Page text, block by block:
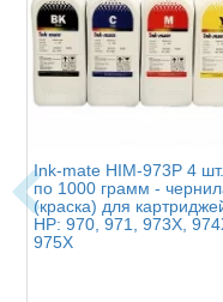
Ink-mate HIM-973P 4 шт.
по 1000 грамм -
(краска) для
HP: 970, 971, 973X,
975X